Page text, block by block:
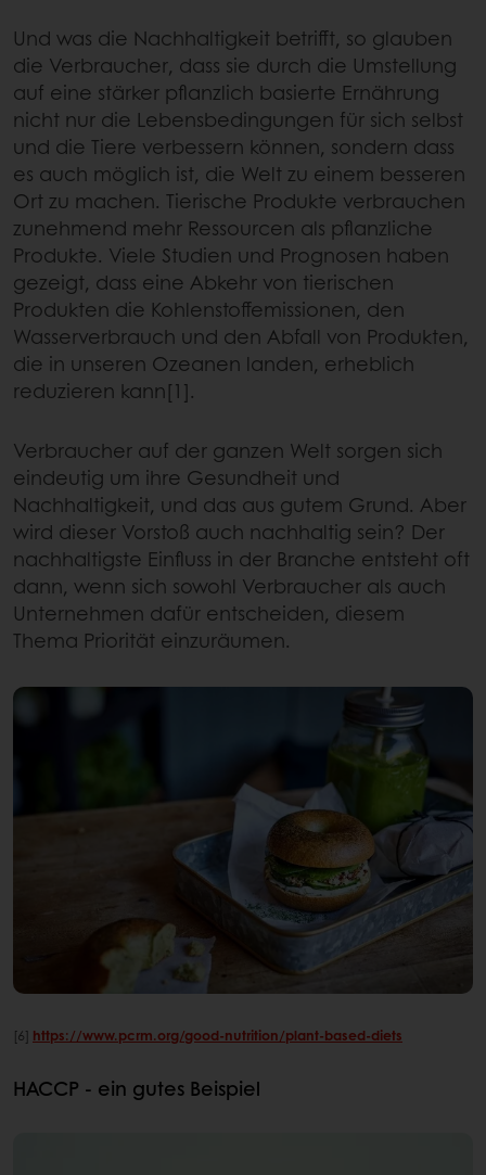
Und was die Nachhaltigkeit betrifft, so glauben
die Verbraucher, dass sie durch die Umstellung
auf eine stärker pflanzlich basierte Ernährung
nicht nur die Lebensbedingungen für sich selbst
und die Tiere verbessern können, sondern dass
es auch möglich ist, die Welt zu einem besseren
Ort zu machen. Tierische Produkte verbrauchen
zunehmend mehr Ressourcen als pflanzliche
Produkte. Viele Studien und Prognosen haben
gezeigt, dass eine Abkehr von tierischen
Produkten die Kohlenstoffemissionen, den
Wasserverbrauch und den Abfall von Produkten,
die in unseren Ozeanen landen, erheblich
reduzieren kann[1].
Verbraucher auf der ganzen Welt sorgen sich
eindeutig um ihre Gesundheit und
Nachhaltigkeit, und das aus gutem Grund. Aber
wird dieser Vorstoß auch nachhaltig sein? Der
nachhaltigste Einfluss in der Branche entsteht oft
dann, wenn sich sowohl Verbraucher als auch
Unternehmen dafür entscheiden, diesem
Thema Priorität einzuräumen.
[6] https://www.pcrm.org/good-nutrition/plant-based-diets
HACCP - ein gutes Beispiel